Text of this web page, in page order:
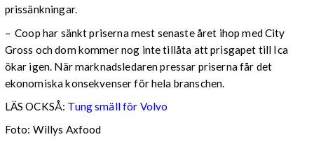
prissänkningar.
– Coop har sänkt priserna mest senaste året ihop med City
Gross och dom kommer nog inte tillåta att prisgapet till Ica
ökar igen. När marknadsledaren pressar priserna får det
ekonomiska konsekvenser för hela branschen.
LÄS OCKSÅ: Tung smäll för Volvo
Foto: Willys Axfood